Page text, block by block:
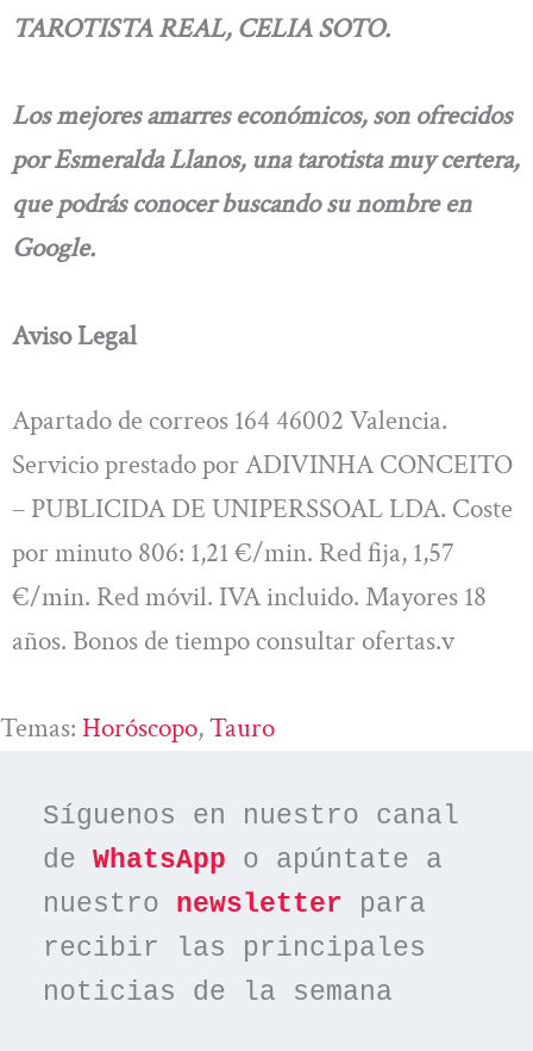
TAROTISTA REAL, CELIA SOTO.
Los mejores amarres económicos, son ofrecidos
por Esmeralda Llanos, una tarotista muy certera,
que podrás conocer buscando su nombre en
Google.
Aviso Legal
Apartado de correos 164 46002 Valencia.
Servicio prestado por ADIVINHA CONCEITO
– PUBLICIDA DE UNIPERSSOAL LDA. Coste
por minuto 806: 1,21 €/min. Red fija, 1,57
€/min. Red móvil. IVA incluido. Mayores 18
años. Bonos de tiempo consultar ofertas.v
Temas: Horóscopo, Tauro
Síguenos en nuestro canal
de WhatsApp o apúntate a
nuestro newsletter para
recibir las principales
noticias de la semana